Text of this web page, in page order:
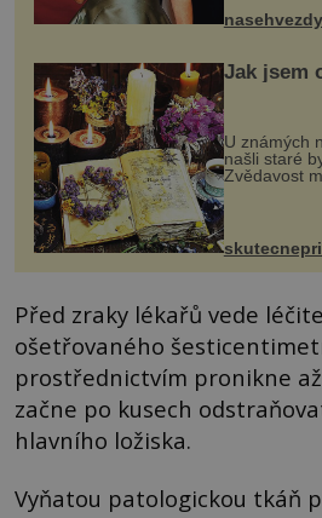
Jak jsem
U známých
našli staré
Zvědavost
jsem si z
na chalupě
změnil v
Před zraky lékařů vede
ošetřovaného
prostřednictvím pronikne
začne po kusech
hlavního ložiska.
Vyňatou patologickou tkáň